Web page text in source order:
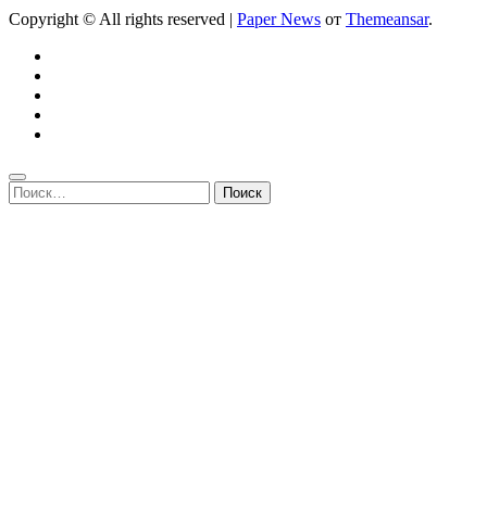
Copyright © All rights reserved | Paper News от Themeansar.
Найти: